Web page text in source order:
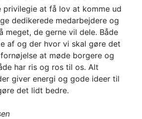
at få lov at komme ud
dedikerede medarbejdere og
meget, de gerne vil dele. Både
af og der hvor vi skal gøre det
at møde borgere og
har ris og ros til os. Alt
giver energi og gode ideer til
det lidt bedre.